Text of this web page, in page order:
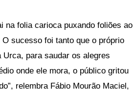
na folia carioca puxando foliões ao
sucesso foi tanto que o próprio
para saudar os alegres
onde ele mora, o público gritou
relembra Fábio Mourão Maciel,